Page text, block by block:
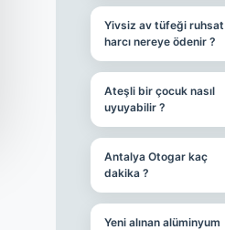
Yivsiz av tüfeği ruhsat
harcı nereye ödenir ?
Ateşli bir çocuk nasıl
uyuyabilir ?
Antalya Otogar kaç
dakika ?
Yeni alınan alüminyum